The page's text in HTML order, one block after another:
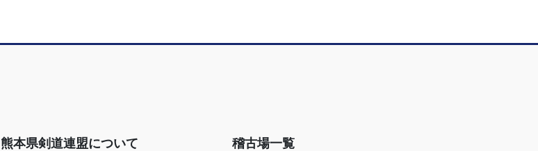
熊本県剣道連盟について
稽古場一覧